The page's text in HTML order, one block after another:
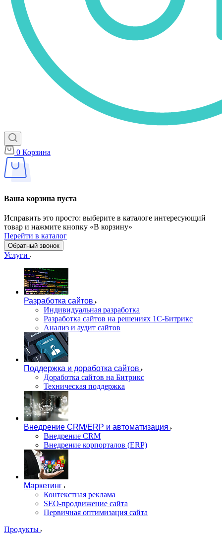
0 Корзина
Ваша корзина пуста
Исправить это просто: выберите в каталоге интересующий
товар и нажмите кнопку «В корзину»
Перейти в каталог
Обратный звонок
Услуги
Разработка сайтов
Индивидуальная разработка
Разработка сайтов на решениях 1С-Битрикс
Анализ и аудит сайтов
Поддержка и доработка сайтов
Доработка сайтов на Битрикс
Техническая поддержка
Внедрение CRM/ERP и автоматизация
Внедрение CRM
Внедрение корпорталов (ERP)
Маркетинг
Контекстная реклама
SEO-продвижение сайта
Первичная оптимизация сайта
Продукты